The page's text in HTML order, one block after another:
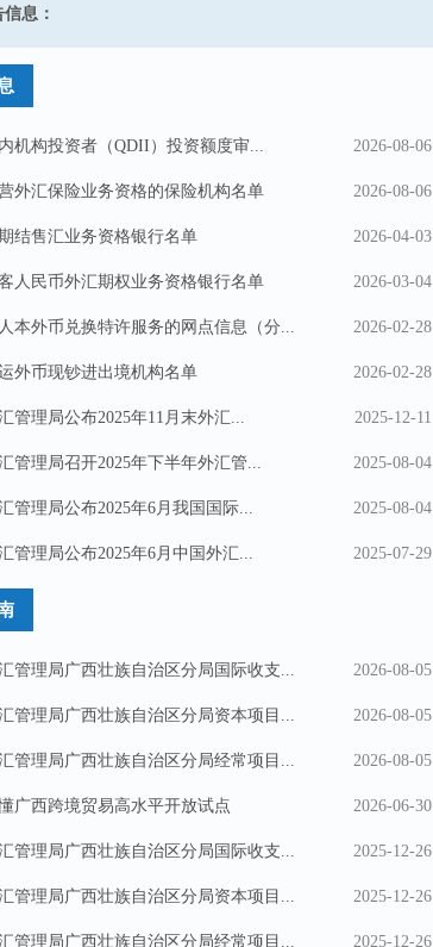
汇警银联合开展“5·15”打击和防范经济犯罪宣传日活动
汇警银联合开展“5·15”打击和防范经济犯罪宣传日活动
息：
债签约（变更）登记业务实施细则（征求意见稿）》...
族自治区分局关于在中国（广西）自由贸易试验区开...
建议 联系我们
机构投资者（QDII）投资额度审... 2026-08-06
外汇保险业务资格的保险机构名单 2026-08-06
结售汇业务资格银行名单 2026-04-03
人民币外汇期权业务资格银行名单 2026-03-04
本外币兑换特许服务的网点信息（分... 2026-02-28
外币现钞进出境机构名单 2026-02-28
管理局公布2025年11月末外汇... 2025-12-11
管理局召开2025年下半年外汇管... 2025-08-04
管理局公布2025年6月我国国际... 2025-08-04
管理局公布2025年6月中国外汇... 2025-07-29
管理局广西壮族自治区分局国际收支... 2026-08-05
管理局广西壮族自治区分局资本项目... 2026-08-05
管理局广西壮族自治区分局经常项目... 2026-08-05
广西跨境贸易高水平开放试点 2026-06-30
管理局广西壮族自治区分局国际收支... 2025-12-26
管理局广西壮族自治区分局资本项目... 2025-12-26
管理局广西壮族自治区分局经常项目... 2025-12-26